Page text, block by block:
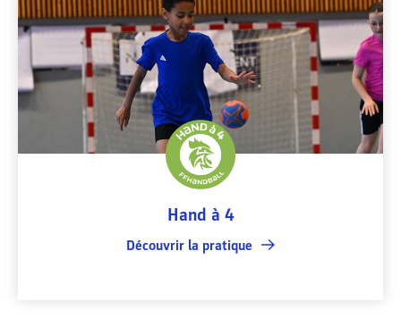
Hand à 4
Découvrir la pratique